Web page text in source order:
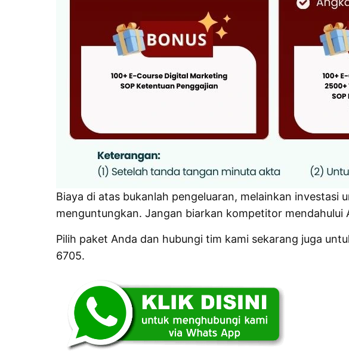
Biaya di atas bukanlah pengeluaran, melainkan
menguntungkan. Jangan biarkan kompetitor mendahului
Pilih paket Anda dan hubungi tim kami sekarang juga
6705.